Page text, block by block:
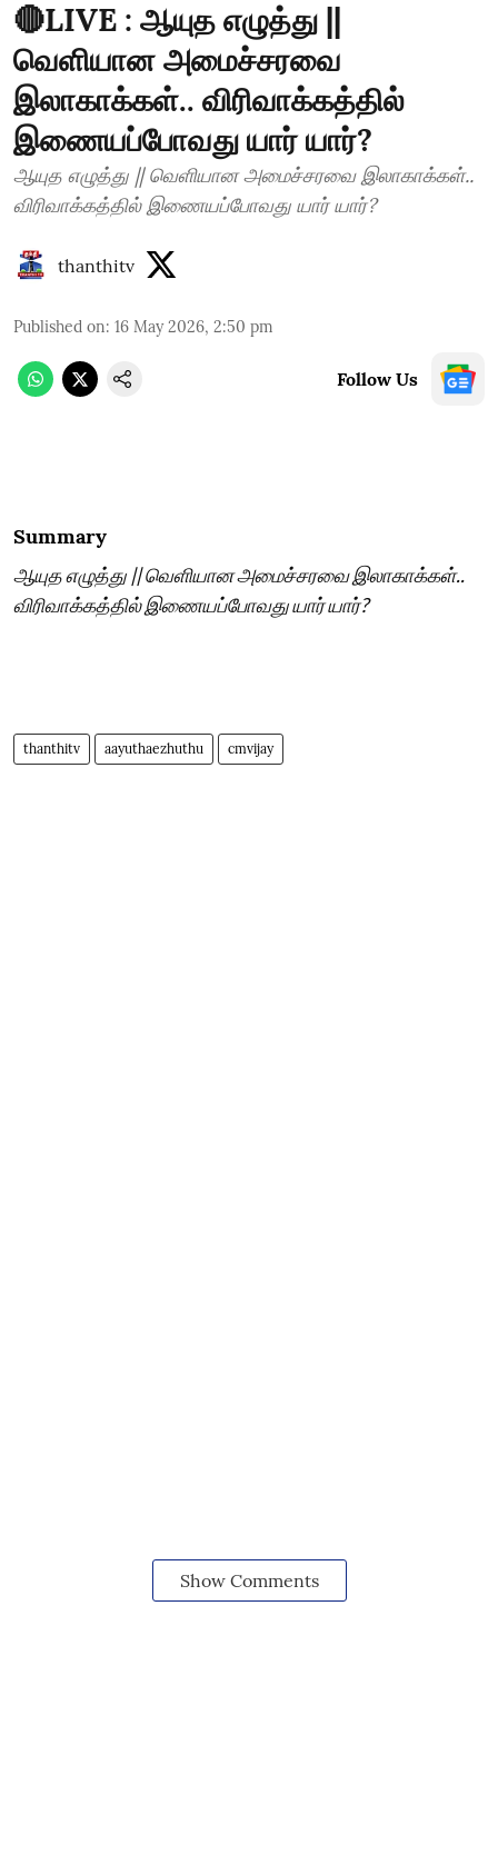
🔴LIVE : ஆயுத எழுத்து ||
வெளியான அமைச்சரவை
இலாகாக்கள்.. விரிவாக்கத்தில்
இணையப்போவது யார் யார்?
ஆயுத எழுத்து || வெளியான அமைச்சரவை இலாகாக்கள்..
விரிவாக்கத்தில் இணையப்போவது யார் யார்?
thanthitv
Published on: 16 May 2026, 2:50 pm
Follow Us
Summary
ஆயுத எழுத்து || வெளியான அமைச்சரவை இலாகாக்கள்..
விரிவாக்கத்தில் இணையப்போவது யார் யார்?
thanthitv aayuthaezhuthu cmvijay
Show Comments